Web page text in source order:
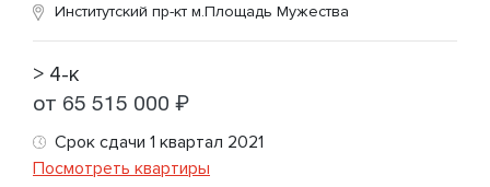
Институтский пр-кт м.Площадь Мужества
> 4-к
от 65 515 000 ₽
Срок сдачи 1 квартал 2021
Посмотреть квартиры